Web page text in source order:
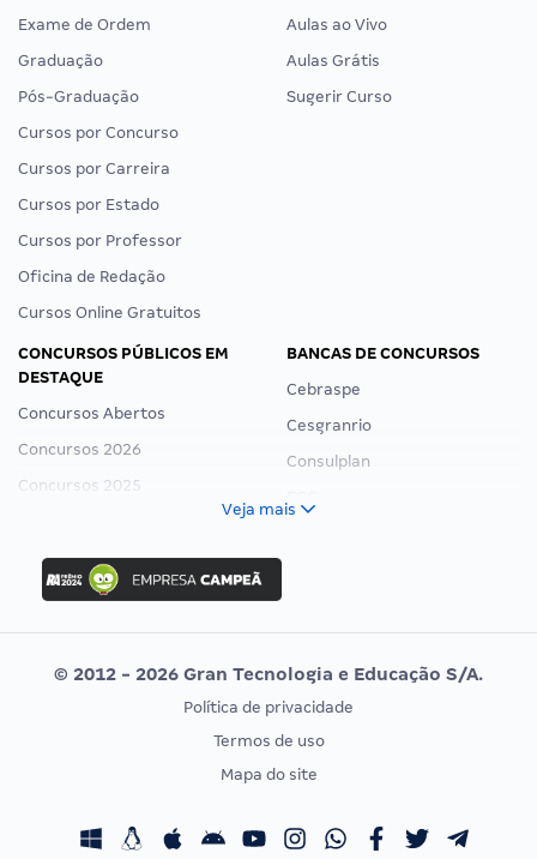
Exame de Ordem
Graduação
Pós-Graduação
Cursos por Concurso
Cursos por Carreira
Cursos por Estado
Cursos por Professor
Oficina de Redação
Cursos Online Gratuitos
Aulas ao Vivo
Aulas Grátis
Sugerir Curso
CONCURSOS PÚBLICOS EM
DESTAQUE
Concursos Abertos
Concursos 2026
Concursos 2025
Concurso Ibama
Concurso MPU
Editais publicados
BANCAS DE CONCURSOS
Cebraspe
Cesgranrio
Consulplan
Vunesp
CONCURSOS POR PROFISSÃO
Concursos Fiscais
EXAME DE ORDEM
Calendário OAB
Veja mais
© 2012 - 2026 Gran Tecnologia e Educação S/A.
Política de privacidade
Termos de uso
Mapa do site